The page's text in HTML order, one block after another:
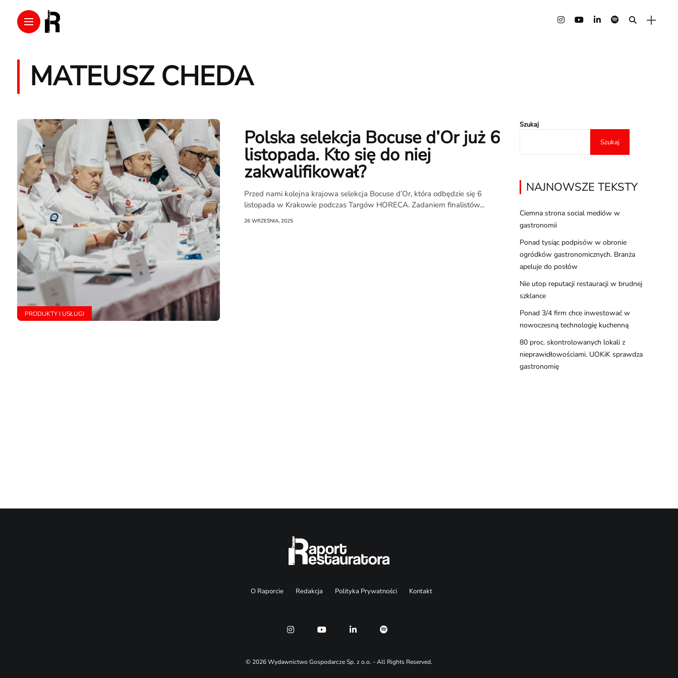
O
MATEUSZ CHEDA
PRODUKTY I USŁUGI
Polska selekcja Bocuse d’Or już 6
listopada. Kto się do niej
zakwalifikował?
Przed nami kolejna krajowa selekcja Bocuse d’Or, która odbędzie się 6
listopada w Krakowie podczas Targów HORECA. Zadaniem finalistów...
26 WRZEŚNIA, 2025
Szukaj
Szukaj
NAJNOWSZE TEKSTY
Ciemna strona social mediów w
gastronomii
Ponad tysiąc podpisów w obronie
ogródków gastronomicznych. Branża
apeluje do posłów
Nie utop reputacji restauracji w brudnej
szklance
Ponad 3/4 firm chce inwestować w
nowoczesną technologię kuchenną
80 proc. skontrolowanych lokali z
nieprawidłowościami. UOKiK sprawdza
gastronomię
O Raporcie Redakcja Polityka Prywatności Kontakt
© 2026 Wydawnictwo Gospodarcze Sp. z o.o. - All Rights Reserved.